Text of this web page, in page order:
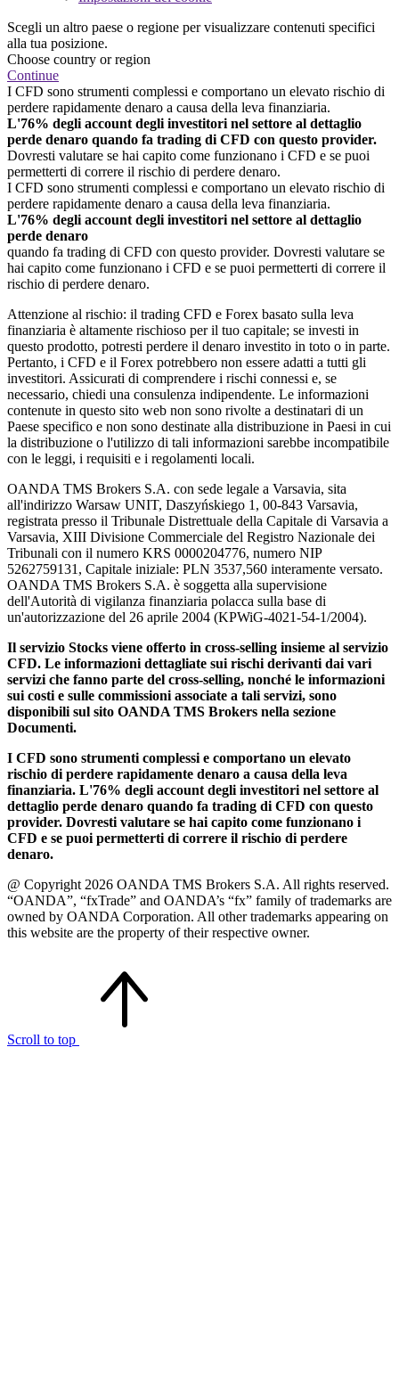
Scegli un altro paese o regione per visualizzare contenuti specifici
alla tua posizione.
Choose country or region
Continue
I CFD sono strumenti complessi e comportano un elevato rischio di
perdere rapidamente denaro a causa della leva finanziaria.
L'76% degli account degli investitori nel settore al dettaglio
perde denaro quando fa trading di CFD con questo provider.
Dovresti valutare se hai capito come funzionano i CFD e se puoi
permetterti di correre il rischio di perdere denaro.
I CFD sono strumenti complessi e comportano un elevato rischio di
perdere rapidamente denaro a causa della leva finanziaria.
L'76% degli account degli investitori nel settore al dettaglio
perde denaro
quando fa trading di CFD con questo provider. Dovresti valutare se
hai capito come funzionano i CFD e se puoi permetterti di correre il
rischio di perdere denaro.
Attenzione al rischio: il trading CFD e Forex basato sulla leva
finanziaria è altamente rischioso per il tuo capitale; se investi in
questo prodotto, potresti perdere il denaro investito in toto o in parte.
Pertanto, i CFD e il Forex potrebbero non essere adatti a tutti gli
investitori. Assicurati di comprendere i rischi connessi e, se
necessario, chiedi una consulenza indipendente. Le informazioni
contenute in questo sito web non sono rivolte a destinatari di un
Paese specifico e non sono destinate alla distribuzione in Paesi in cui
la distribuzione o l'utilizzo di tali informazioni sarebbe incompatibile
con le leggi, i requisiti e i regolamenti locali.
OANDA TMS Brokers S.A. con sede legale a Varsavia, sita
all'indirizzo Warsaw UNIT, Daszyńskiego 1, 00-843 Varsavia,
registrata presso il Tribunale Distrettuale della Capitale di Varsavia a
Varsavia, XIII Divisione Commerciale del Registro Nazionale dei
Tribunali con il numero KRS 0000204776, numero NIP
5262759131, Capitale iniziale: PLN 3537,560 interamente versato.
OANDA TMS Brokers S.A. è soggetta alla supervisione
dell'Autorità di vigilanza finanziaria polacca sulla base di
un'autorizzazione del 26 aprile 2004 (KPWiG-4021-54-1/2004).
Il servizio Stocks viene offerto in cross-selling insieme al servizio
CFD. Le informazioni dettagliate sui rischi derivanti dai vari
servizi che fanno parte del cross-selling, nonché le informazioni
sui costi e sulle commissioni associate a tali servizi, sono
disponibili sul sito OANDA TMS Brokers nella sezione
Documenti.
I CFD sono strumenti complessi e comportano un elevato
rischio di perdere rapidamente denaro a causa della leva
finanziaria. L'76% degli account degli investitori nel settore al
dettaglio perde denaro quando fa trading di CFD con questo
provider. Dovresti valutare se hai capito come funzionano i
CFD e se puoi permetterti di correre il rischio di perdere
denaro.
@ Copyright 2026 OANDA TMS Brokers S.A. All rights reserved.
“OANDA”, “fxTrade” and OANDA’s “fx” family of trademarks are
owned by OANDA Corporation. All other trademarks appearing on
this website are the property of their respective owner.
Scroll to top